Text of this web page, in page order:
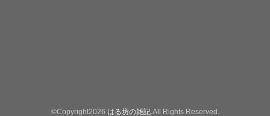
©Copyright2026 はる坊の雑記.All Rights Reserved.